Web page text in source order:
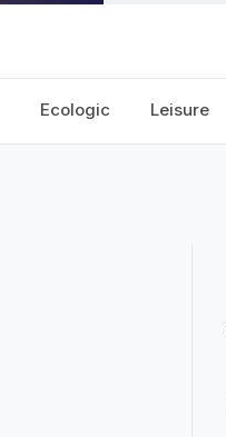
Ecologic Leisure